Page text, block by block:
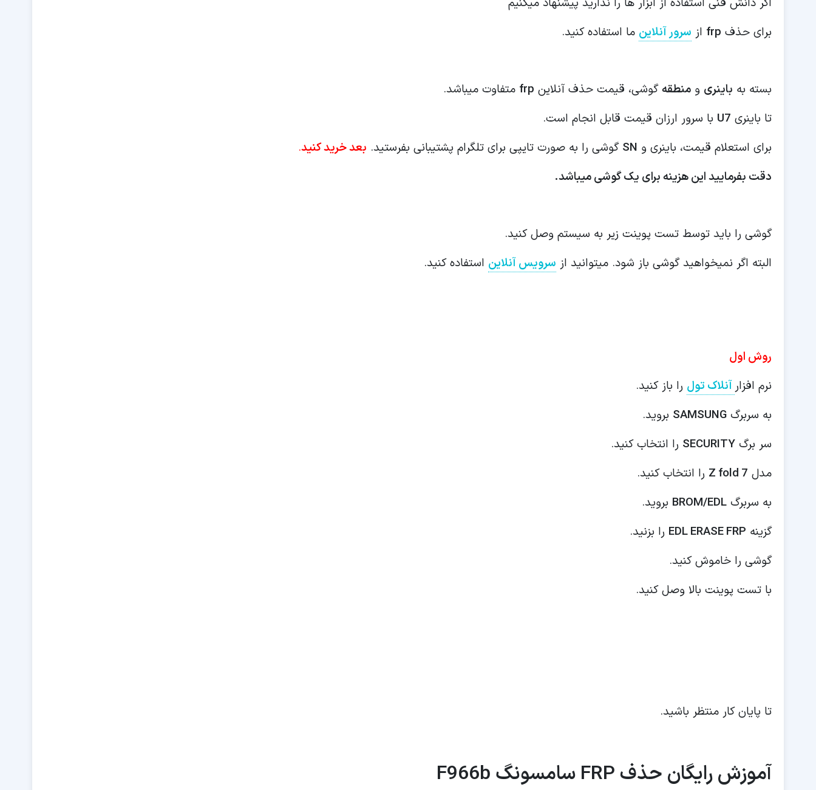
برای حذف frp از سرور آنلاین ما استفاده کنید.
بسته به باینری ومنطقهگوشی، قیمت حذف آنلاین frp متفاوت میباشد.
تا باینری U7 با سرور ارزان قیمت قابل انجام است.
برای استعلام قیمت، باینری و SN گوشی را به صورت تایپی برای تلگرام پشتیبانی بفرستید. بعد خرید کنید.
دقت بفرمایید این هزینه برای یک گوشی میباشد.
گوشی را باید توسط تست پوینت زیر به سیستم وصل کنید.
البته اگر نمیخواهید گوشی باز شود. میتوانید از سرویس آنلاین استفاده کنید.
روش اول
نرم افزار آنلاک تول را باز کنید.
به سربرگSAMSUNG بروید.
سر برگSECURITY را انتخاب کنید.
مدل Z fold 7 را انتخاب کنید.
به سربرگBROM/EDL بروید.
گزینه EDL ERASE FRP را بزنید.
گوشی را خاموش کنید.
با تست پوینت بالا وصل کنید.
تا پایان کار منتظر باشید.
آموزش رایگان حذف FRP سامسونگ F966b